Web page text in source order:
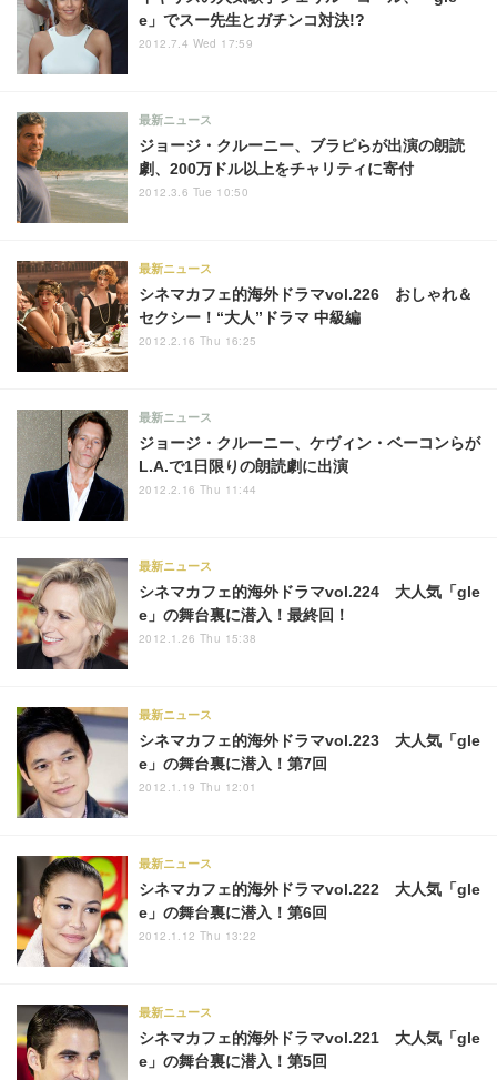
e」でスー先生とガチンコ対決!?
2012.7.4 Wed 17:59
ジョージ・クルーニー、ブラピらが出演の朗読
劇、200万ドル以上をチャリティに寄付
最新ニュース
2012.3.6 Tue 10:50
シネマカフェ的海外ドラマvol.226 おしゃれ＆
セクシー！“大人”ドラマ 中級編
最新ニュース
2012.2.16 Thu 16:25
ジョージ・クルーニー、ケヴィン・ベーコンらが
L.A.で1日限りの朗読劇に出演
最新ニュース
2012.2.16 Thu 11:44
シネマカフェ的海外ドラマvol.224 大人気「gle
e」の舞台裏に潜入！最終回！
最新ニュース
2012.1.26 Thu 15:38
シネマカフェ的海外ドラマvol.223 大人気「gle
e」の舞台裏に潜入！第7回
最新ニュース
2012.1.19 Thu 12:01
シネマカフェ的海外ドラマvol.222 大人気「gle
e」の舞台裏に潜入！第6回
最新ニュース
2012.1.12 Thu 13:22
シネマカフェ的海外ドラマvol.221 大人気「gle
e」の舞台裏に潜入！第5回
最新ニュース